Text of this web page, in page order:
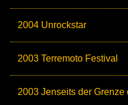
2004 Unrockstar
2003 Terremoto Festival
2003 Jenseits der Grenze